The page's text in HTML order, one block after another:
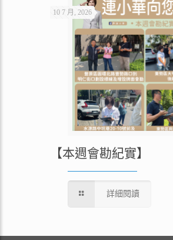
10 7 月, 2026
【本週會勘紀實】
詳細閱讀